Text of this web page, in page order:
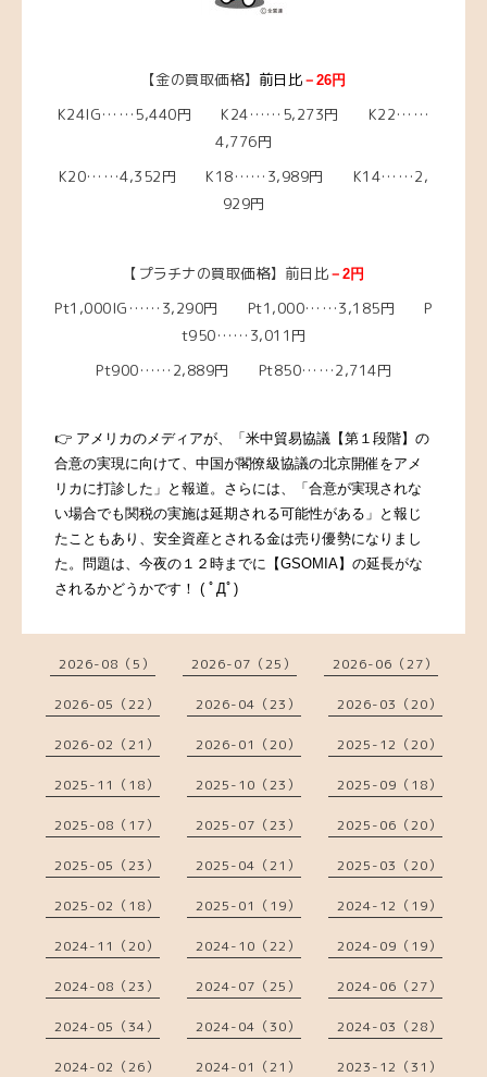
【金の買取価格】 前日比 －26円
K24IG……5,440円 K24……5,273円 K22……
4,776円
K20……4,352円 K18……3,989円 K14……2,
929円
【プラチナの買取価格】前日比 －2円
Pt1,000IG……3,290円 Pt1,000……3,185円 P
t950……3,011円
Pt900……2,889円 Pt850……2,714円
👉 アメリカのメディアが、「米中貿易協議【第１段階】の
合意の実現に向けて、中国が閣僚級協議の北京開催をアメ
リカに打診した」と報道。さらには、「合意が実現されな
い場合でも関税の実施は延期される可能性がある」と報じ
たこともあり、安全資産とされる金は売り優勢になりまし
た。問題は、今夜の１２時までに【GSOMIA】の延長がな
されるかどうかです！ ( ﾟДﾟ)
2026-08（5） 2026-07（25） 2026-06（27）
2026-05（22） 2026-04（23） 2026-03（20）
2026-02（21） 2026-01（20） 2025-12（20）
2025-11（18） 2025-10（23） 2025-09（18）
2025-08（17） 2025-07（23） 2025-06（20）
2025-05（23） 2025-04（21） 2025-03（20）
2025-02（18） 2025-01（19） 2024-12（19）
2024-11（20） 2024-10（22） 2024-09（19）
2024-08（23） 2024-07（25） 2024-06（27）
2024-05（34） 2024-04（30） 2024-03（28）
2024-02（26） 2024-01（21） 2023-12（31）